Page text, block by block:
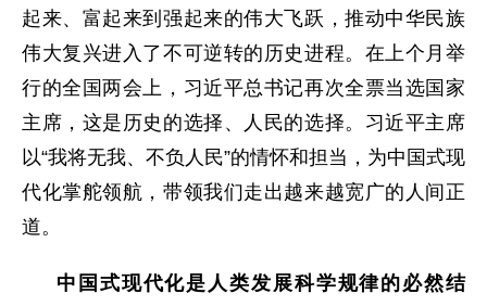
起来、富起来到强起来的伟大飞跃，推动中华民族
伟大复兴进入了不可逆转的历史进程。在上个月举
行的全国两会上，习近平总书记再次全票当选国家
主席，这是历史的选择、人民的选择。习近平主席
以“我将无我、不负人民”的情怀和担当，为中国式现
代化掌舵领航，带领我们走出越来越宽广的人间正
道。
中国式现代化是人类发展科学规律的必然结